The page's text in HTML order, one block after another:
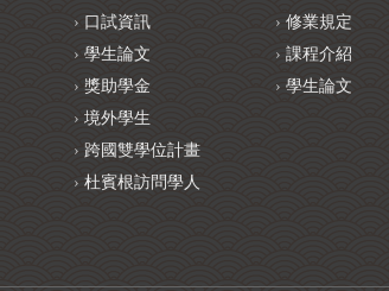
口試資訊
學生論文
獎助學金
境外學生
跨國雙學位計畫
杜賓根訪問學人
修業規定
課程介紹
學生論文